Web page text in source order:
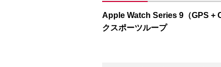
Apple Watch Series 9（GPS +
クスポーツループ